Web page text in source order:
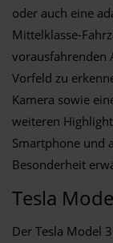
oder auch eine
Mittelklasse-
vorausfahrenden
Vorfeld zu
Kamera sowie
weiteren
Smartphone und
Besonderheit
Tesla
Der Tesla Model